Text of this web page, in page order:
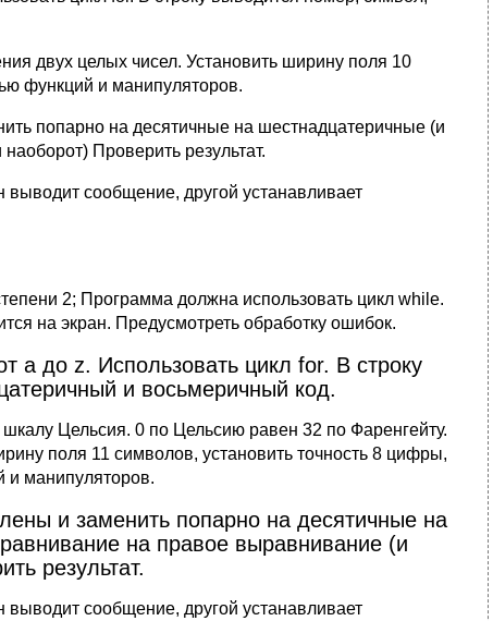
двух целых чисел. Установить ширину поля 10
функций и манипуляторов.
попарно на десятичные на шестнадцатеричные (и
Проверить результат.
сообщение, другой устанавливает
2; Программа должна использовать цикл while.
на экран. Предусмотреть обработку ошибок.
a до z. Использовать цикл for. В строку
и восьмеричный код.
Цельсия. 0 по Цельсию равен 32 по Фаренгейту.
поля 11 символов, установить точность 8 цифры,
и манипуляторов.
и заменить попарно на десятичные на
на правое выравнивание (и
результат.
сообщение, другой устанавливает